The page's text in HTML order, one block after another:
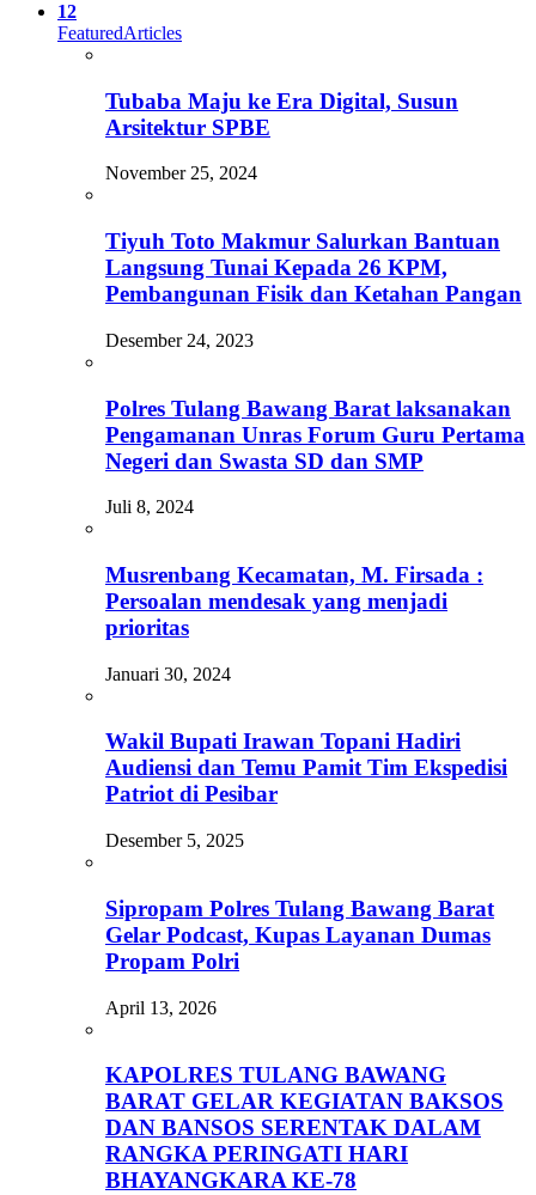
12
FeaturedArticles
Tubaba Maju ke Era Digital, Susun
Arsitektur SPBE
November 25, 2024
Tiyuh Toto Makmur Salurkan Bantuan
Langsung Tunai Kepada 26 KPM,
Pembangunan Fisik dan Ketahan Pangan
Desember 24, 2023
Polres Tulang Bawang Barat laksanakan
Pengamanan Unras Forum Guru Pertama
Negeri dan Swasta SD dan SMP
Juli 8, 2024
Musrenbang Kecamatan, M. Firsada :
Persoalan mendesak yang menjadi
prioritas
Januari 30, 2024
Wakil Bupati Irawan Topani Hadiri
Audiensi dan Temu Pamit Tim Ekspedisi
Patriot di Pesibar
Desember 5, 2025
Sipropam Polres Tulang Bawang Barat
Gelar Podcast, Kupas Layanan Dumas
Propam Polri
April 13, 2026
KAPOLRES TULANG BAWANG
BARAT GELAR KEGIATAN BAKSOS
DAN BANSOS SERENTAK DALAM
RANGKA PERINGATI HARI
BHAYANGKARA KE-78